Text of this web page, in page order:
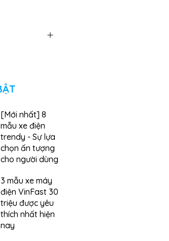
[Mới nhất] 8
mẫu xe điện
trendy - Sự lựa
chọn ấn tượng
cho người dùng
3 mẫu xe máy
điện VinFast 30
triệu được yêu
thích nhất hiện
nay